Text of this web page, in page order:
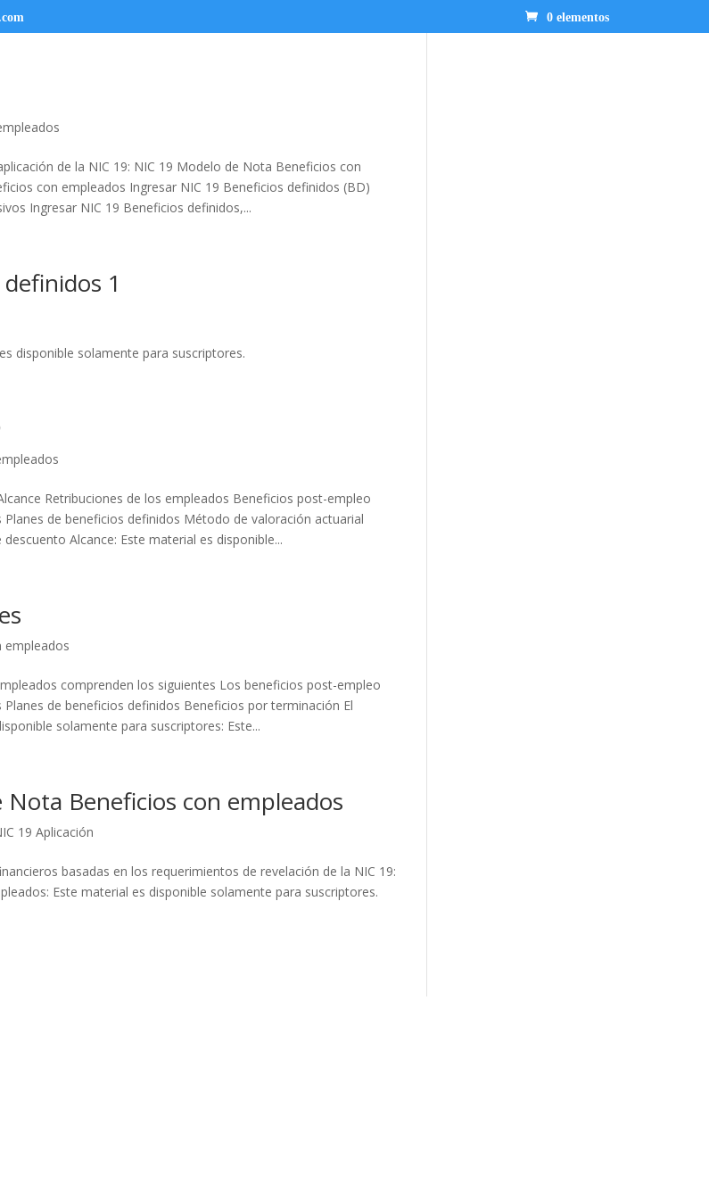
0 elementos
de la NIC 19: NIC 19 Modelo de Nota Beneficios con
con empleados Ingresar NIC 19 Beneficios definidos (BD)
Ingresar NIC 19 Beneficios definidos,...
1
disponible solamente para suscriptores.
Retribuciones de los empleados Beneficios post-empleo
de beneficios definidos Método de valoración actuarial
Alcance: Este material es disponible...
empleados
comprenden los siguientes Los beneficios post-empleo
de beneficios definidos Beneficios por terminación El
solamente para suscriptores: Este...
Beneficios con empleados
19 Aplicación
basadas en los requerimientos de revelación de la NIC 19:
Este material es disponible solamente para suscriptores.